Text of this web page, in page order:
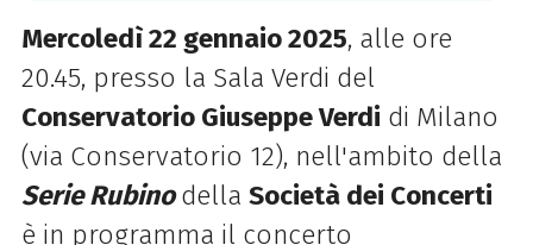
Mercoledì 22 gennaio 2025, alle ore
20.45, presso la Sala Verdi del
Conservatorio Giuseppe Verdi di Milano
(via Conservatorio 12), nell'ambito della
Serie Rubinodella Società dei Concerti
è in programma il concerto